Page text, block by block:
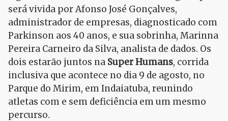
será vivida por Afonso José Gonçalves,
administrador de empresas, diagnosticado com
Parkinson aos 40 anos, e sua sobrinha, Marinna
Pereira Carneiro da Silva, analista de dados. Os
dois estarão juntos na Super Humans, corrida
inclusiva que acontece no dia 9 de agosto, no
Parque do Mirim, em Indaiatuba, reunindo
atletas com e sem deficiência em um mesmo
percurso.